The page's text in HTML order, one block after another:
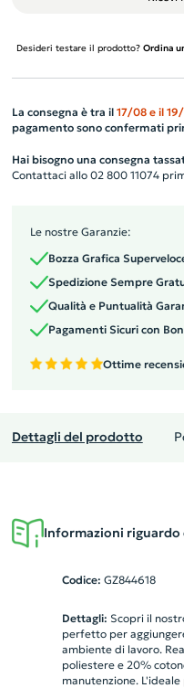
Desideri testare il prodotto? Ordina
La consegna è tra il 17/08 e il
pagamento sono confermati
Hai bisogno una consegna
Contattaci allo 02 800 11074
Le nostre Garanzie:
Bozza Grafica
Spedizione Sempre
Qualità e Puntualità
Pagamenti Sicuri con
Ottime
Dettagli del prodotto
Informazioni
Codice: GZ844618
Dettagli: Scopri il
perfetto per
ambiente di lavoro.
poliestere e 20%
manutenzione.